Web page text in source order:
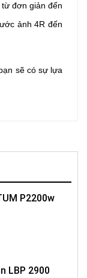
đơn giản đến
ảnh 4R đến
sẽ có sự lựa
P2200w
LBP 2900